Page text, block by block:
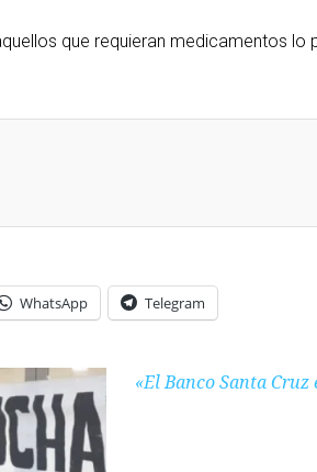
que requieran medicamentos
WhatsApp Telegram
«El Banco Santa